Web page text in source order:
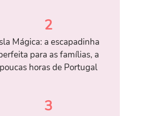
2
Mágica: a escapadinha
para as famílias, a
poucas horas de Portugal
3